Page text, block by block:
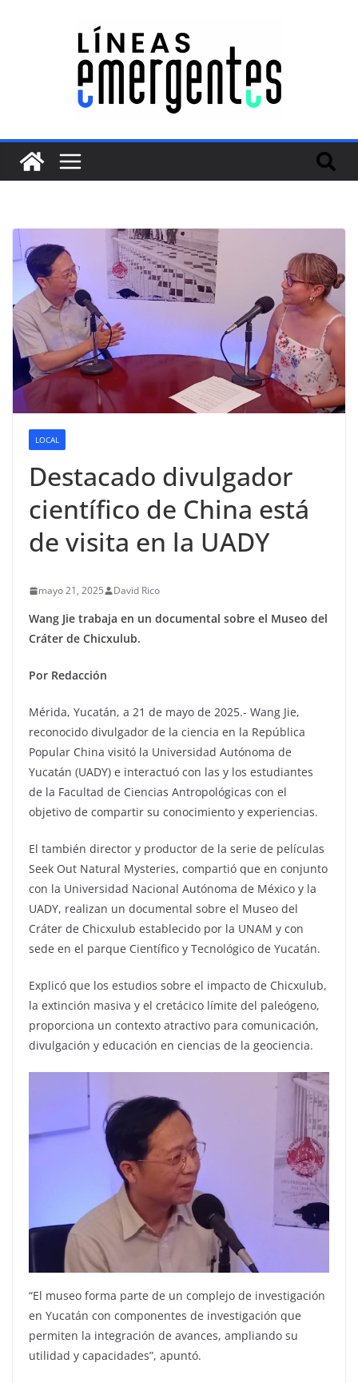
LOCAL
Destacado divulgador
científico de China está
de visita en la UADY
mayo 21, 2025 David Rico
Wang Jie trabaja en un documental sobre el Museo del
Cráter de Chicxulub.
Por Redacción
Mérida, Yucatán, a 21 de mayo de 2025.- Wang Jie,
reconocido divulgador de la ciencia en la República
Popular China visitó la Universidad Autónoma de
Yucatán (UADY) e interactuó con las y los estudiantes
de la Facultad de Ciencias Antropológicas con el
objetivo de compartir su conocimiento y experiencias.
El también director y productor de la serie de películas
Seek Out Natural Mysteries, compartió que en conjunto
con la Universidad Nacional Autónoma de México y la
UADY, realizan un documental sobre el Museo del
Cráter de Chicxulub establecido por la UNAM y con
sede en el parque Científico y Tecnológico de Yucatán.
Explicó que los estudios sobre el impacto de Chicxulub,
la extinción masiva y el cretácico límite del paleógeno,
proporciona un contexto atractivo para comunicación,
divulgación y educación en ciencias de la geociencia.
“El museo forma parte de un complejo de investigación
en Yucatán con componentes de investigación que
permiten la integración de avances, ampliando su
utilidad y capacidades”, apuntó.